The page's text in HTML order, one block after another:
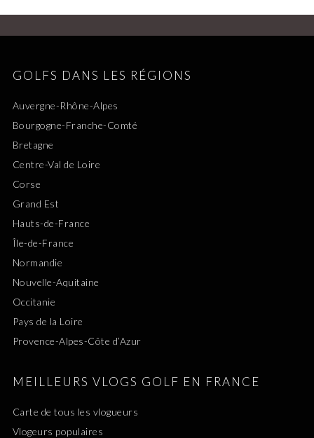
GOLFS DANS LES RÉGIONS
Auvergne-Rhône-Alpes
Bourgogne-Franche-Comté
Bretagne
Centre-Val de Loire
Corse
Grand Est
Hauts-de-France
Île-de-France
Normandie
Nouvelle-Aquitaine
Occitanie
Pays de la Loire
Provence-Alpes-Côte d’Azur
MEILLEURS VLOGS GOLF EN FRANCE
Carte de tous les vlogueurs
Vlogeurs populaires